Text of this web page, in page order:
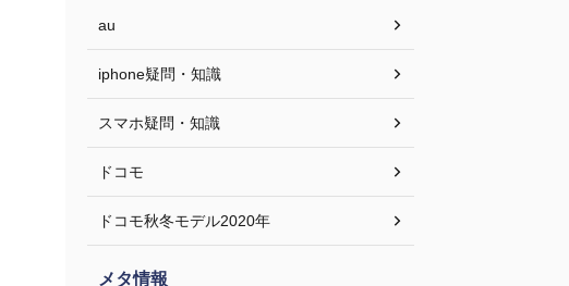
au
iphone疑問・知識
スマホ疑問・知識
ドコモ
ドコモ秋冬モデル2020年
メタ情報